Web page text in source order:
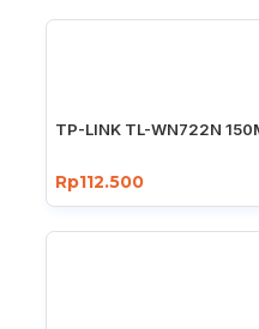
TP-LINK TL-WN722N
Rp112.500